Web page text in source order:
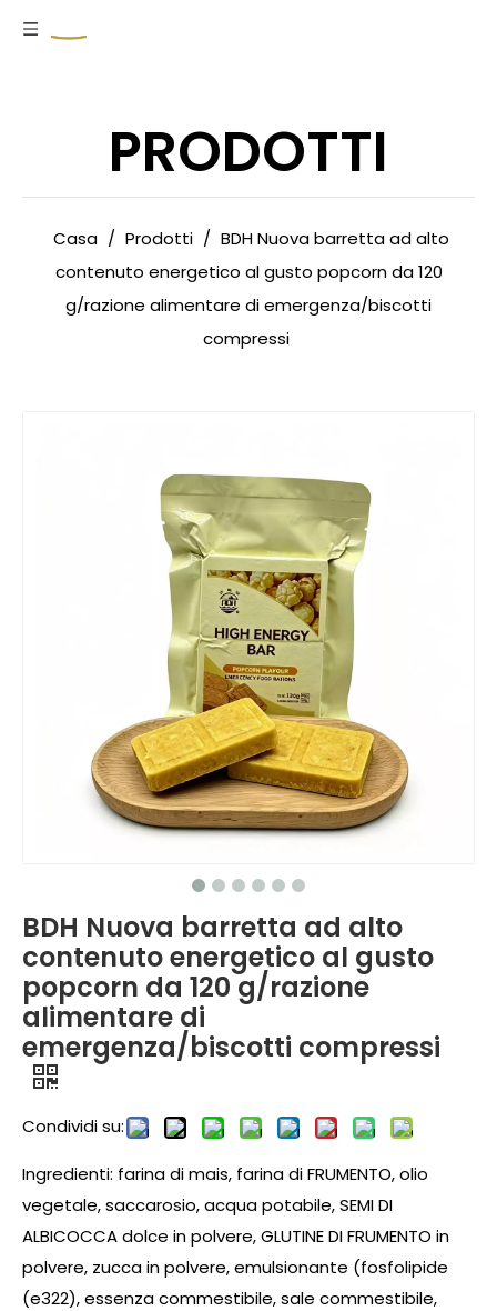
PRODOTTI
Casa / Prodotti / BDH Nuova barretta ad alto
contenuto energetico al gusto popcorn da 120
g/razione alimentare di emergenza/biscotti
compressi
BDH Nuova barretta ad alto
contenuto energetico al gusto
popcorn da 120 g/razione
alimentare di
emergenza/biscotti compressi
Condividi su:
Ingredienti: farina di mais, farina di FRUMENTO, olio
vegetale, saccarosio, acqua potabile, SEMI DI
ALBICOCCA dolce in polvere, GLUTINE DI FRUMENTO in
polvere, zucca in polvere, emulsionante (fosfolipide
(e322), essenza commestibile, sale commestibile,